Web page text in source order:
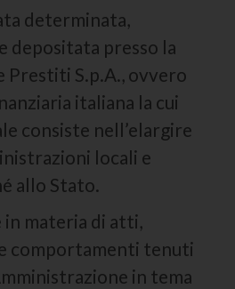
determinata,
depositata presso la
Prestiti S.p.A., ovvero
italiana la cui
consiste nell’elargire
locali e
allo Stato.
in materia di atti,
comportamenti tenuti
in tema